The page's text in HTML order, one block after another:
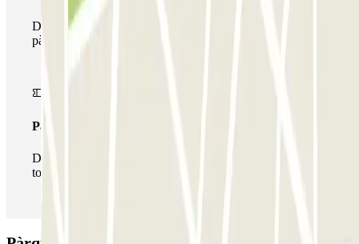
Durant la teva estada podràs fer ús de tota la xarxa de
pàrquings d'aquest operador disponibles a Parclick.
Passi il·limitat
Durant la teva estada podràs entrar i sortir del pàrquing
totes les vegades que vulguis.